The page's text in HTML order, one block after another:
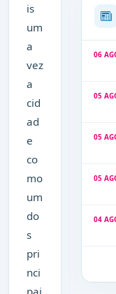
is
um
a
vez
a
cid
ad
e
co
mo
um
do
s
pri
nci
pai
06
05
05
05
04